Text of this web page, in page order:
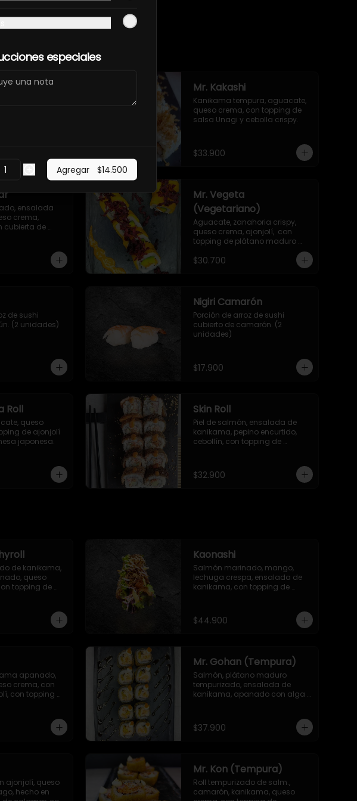
Mr. Kakashi
Kanikama tempura, aguacate,
queso crema, con topping de
salsa Unagi y cebolla crispy.
$33.900
ensalada
crema,
cubierta de
Mr. Vegeta
(Vegetariano)
Aguacate, zanahoria crispy,
queso crema, ajonjolí,  con
topping de plátano maduro
$30.700
de sushi
(2 unidades)
Nigiri Camarón
Porción de arroz de sushi
cubierto de camarón. (2
unidades)
$17.900
Roll
queso
de ajonjolí
japonesa.
Skin Roll
Piel de salmón, ensalada de
kanikama, pepino encurtido,
cebollín, con topping de
$32.900
de kanikama,
queso
topping de
Kaonashi
Salmón marinado, mango,
lechuga crespa, ensalada de
kanikama, con topping de
$44.900
apanado,
crema, con
con topping
Mr. Gohan (Tempura)
Salmón, plátano maduro
tempurizado, ensalada de
kanikama, apanado con alga
$37.900
ajonjolí, queso
hecho en
Mr. Kon (Tempura)
Roll tempurizado de salm.,
camarón, kanikama, queso
especiales
Agregar $14.500